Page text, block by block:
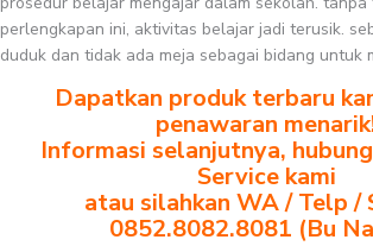
perlengkapan ini, aktivitas belajar jadi terusik.
duduk dan tidak ada meja sebagai bidang untuk
Dapatkan produk terbaru
penawaran
Informasi selanjutnya,
Service kami
atau silahkan WA / Telp /
0852.8082.8081 (Bu